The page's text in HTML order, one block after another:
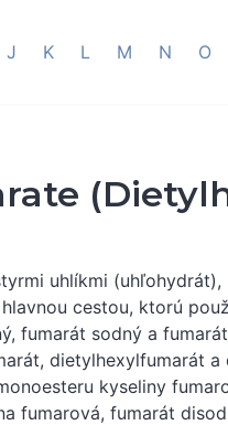
J K L M N O
uhlíkmi
cestou, ktorú
fumarát sodný a
dietylhexylfumarát
kyseliny
fumarová, fumarát